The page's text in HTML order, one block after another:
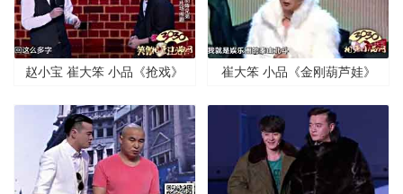
赵小宝 崔大笨 小品《抢戏》 崔大笨 小品《金刚葫芦娃》